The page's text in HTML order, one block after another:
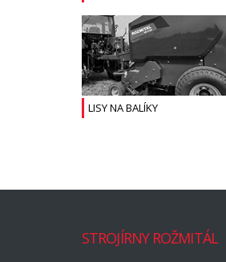
LISY NA BALÍKY
STROJÍRNY ROŽMITÁL